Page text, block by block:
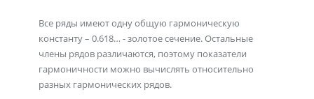
Все ряды имеют одну общую гармоническую
константу – 0.618… - золотое сечение. Остальные
члены рядов различаются, поэтому показатели
гармоничности можно вычислять относительно
разных гармонических рядов.